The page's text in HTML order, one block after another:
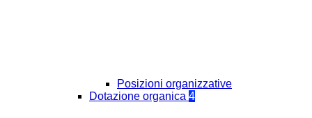
Posizioni organizzative
Dotazione organica 4